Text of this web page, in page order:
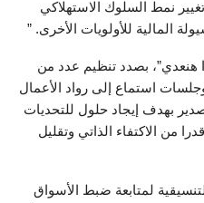
نمط السلوك الاستهلاكي
المالية للأولويات الأخرى. ”
هنعدي”، بصدد تنظيم عدد من
وجلسات استماع إلى رواد الأعمال
بهدف إيجاد حلول للتحديات
من الاكتفاء الذاتي وتقليل
لمتابعة ضبط الأسواق